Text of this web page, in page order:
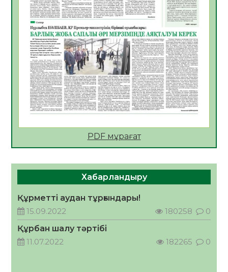
Open Air: Қызылорда облысы полиция
департаменті 20 мыңнан астам
көрерменнің қауіпсіздігін қамтамасыз етті
06.08.2026
60
ҚЫЗЫЛОРДАДА «САНАЛЫ ҰРПАҚ –
ЖАРҚЫН БОЛАШАҚ» АТТЫ КЕҢЕЙТІЛГЕН
МӘЖІЛІС ӨТТІ
05.08.2026
61
Қазақстан Орталық Азиядағы көшуге ең
азаматтың міндеті
Руслан Рүстемұлы облыс әкімінің
кеңесшісі болып тағайындалды
05.08.2026
59 0
PDF мұрағат
Хабарландыру
Құрметті аудан тұрғындары!
15.09.2022
180258
0
Құрбан шалу тәртібі
11.07.2022
182265 0